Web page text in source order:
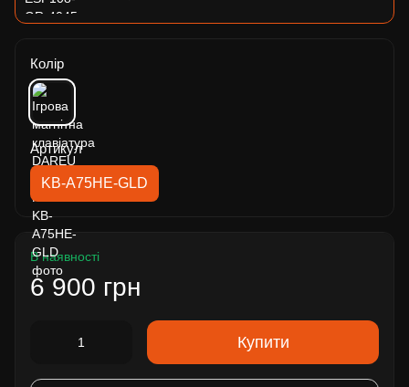
Колір
Артикул
KB-A75HE-GLD
В наявності
6 900 грн
Купити